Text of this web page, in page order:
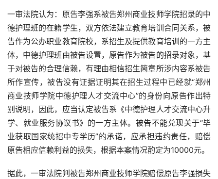
一审法院认为：原告李强系被告郑州商业技师学院招录的中
德护理班的在籍学生，双方依法建立教育培训合同关系，被
告作为公办职业教育院校，系招生及提供教育培训的一方主
体，中德护理班由被告设置，原告作为被告的招录对象，基
于对被告的合理信赖，有理由相信招生简章所涉内容系被告
所作宣传，被告没有证据证明其在招生过程中已经就“郑州
商业技师学院中德护理人才交流中心”的身份向原告作出特
别说明，因此，应当认定被告系《中德护理人才交流中心升
学、就业服务协议书》的一方主体。被告不能兑现关于“毕
业获取国家统招中专学历”的承诺，应承担违约责任，赔偿
原告相应信赖利益的损失，根据本案情况酌定为10000元。
据此，一审法院判被告郑州商业技师学院赔偿原告李强损失